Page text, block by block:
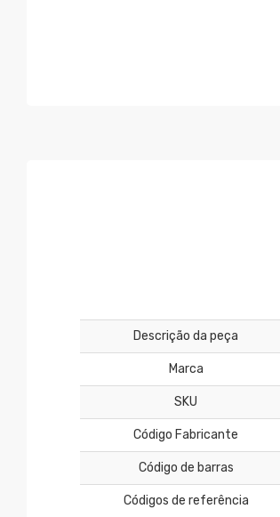
Descrição da peça
Marca
SKU
Código Fabricante
Código de barras
Códigos de referência